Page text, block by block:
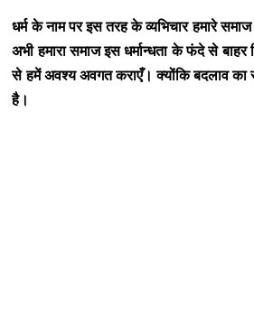
धर्म के नाम पर इस तरह के व्यभिचार हमारे
अभी हमारा समाज इस धर्मान्धता के फंदे से
से हमें अवश्य अवगत कराएँ। क्योंकि बदलाव का
है।